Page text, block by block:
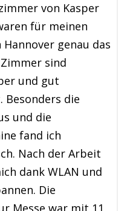
von Kasper
für meinen
genau das
sind
und gut
Besonders die
und die
fand ich
Nach der Arbeit
dank WLAN und
Die
Messe war mit 11